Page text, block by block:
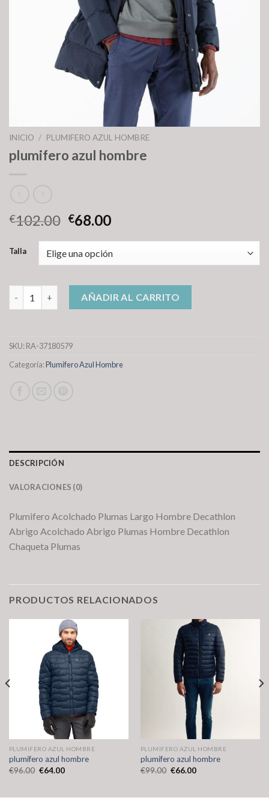
INICIO / PLUMIFERO AZUL HOMBRE
plumifero azul hombre
€102.00 €68.00
Talla
plumifero azul hombre cantidad
AÑADIR AL CARRITO
SKU:RA-37180579
Categoría:Plumifero Azul Hombre
DESCRIPCIÓN
VALORACIONES (0)
Plumifero Acolchado Plumas Largo Hombre Decathlon
Abrigo Acolchado Abrigo Plumas Hombre Decathlon
Chaqueta Plumas
PRODUCTOS RELACIONADOS
PLUMIFERO AZUL HOMBRE
plumifero azul hombre
€96.00 €64.00
PLUMIFERO AZUL HOMBRE
plumifero azul hombre
€99.00 €66.00